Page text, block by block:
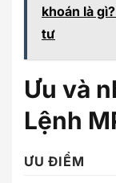
khoán là
tư
Ưu và
Lệnh
ƯU ĐIỂM